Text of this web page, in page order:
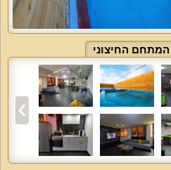
המתחם החיצוני